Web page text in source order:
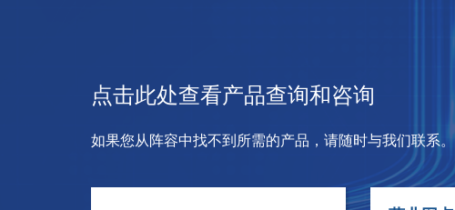
点击此处查看产品查询和咨询
如果您从阵容中找不到所需的产品，请随时与我们联系。